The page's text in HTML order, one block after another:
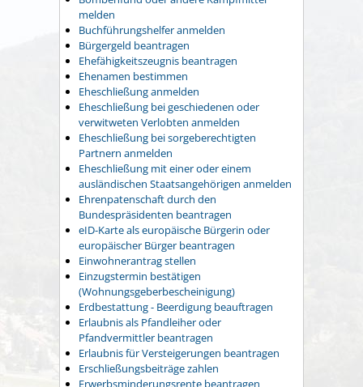
melden
Buchführungshelfer anmelden
Bürgergeld beantragen
Ehefähigkeitszeugnis beantragen
Ehenamen bestimmen
Eheschließung anmelden
Eheschließung bei geschiedenen oder
verwitweten Verlobten anmelden
Eheschließung bei sorgeberechtigten
Partnern anmelden
Eheschließung mit einer oder einem
ausländischen Staatsangehörigen anmelden
Ehrenpatenschaft durch den
Bundespräsidenten beantragen
eID-Karte als europäische Bürgerin oder
europäischer Bürger beantragen
Einwohnerantrag stellen
Einzugstermin bestätigen
(Wohnungsgeberbescheinigung)
Erdbestattung - Beerdigung beauftragen
Erlaubnis als Pfandleiher oder
Pfandvermittler beantragen
Erlaubnis für Versteigerungen beantragen
Erschließungsbeiträge zahlen
Erwerbsminderungsrente beantragen